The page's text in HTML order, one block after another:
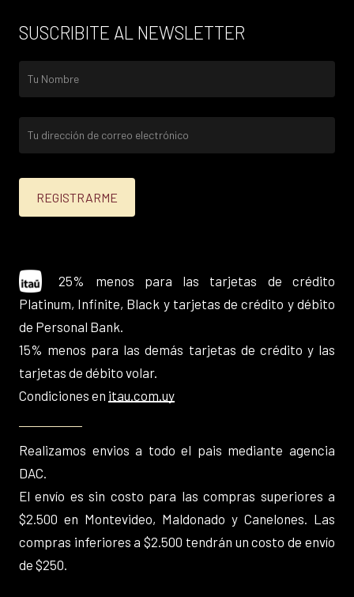
SUSCRIBITE AL NEWSLETTER
25% menos para las tarjetas de crédito
Platinum, Infinite, Black y tarjetas de crédito y débito
de Personal Bank.
15% menos para las demás tarjetas de crédito y las
tarjetas de débito volar.
Condiciones en itau.com.uy
Realizamos envios a todo el pais mediante agencia
DAC.
El envío es sin costo para las compras superiores a
$2.500 en Montevideo, Maldonado y Canelones. Las
compras inferiores a $2.500 tendrán un costo de envío
de $250.